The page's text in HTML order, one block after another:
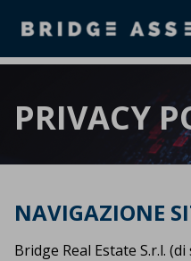
PRIVACY
NAVIGAZIONE
Bridge Real Estate S.r.l.